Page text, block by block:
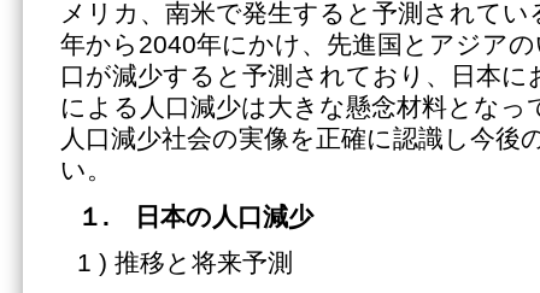
メリカ、南米で発生すると予測されて
年から2040年にかけ、先進国とアジア
口が減少すると予測されており、日本に
による人口減少は大きな懸念材料となっ
人口減少社会の実像を正確に認識し今後
い。
１ . 日本の人口減少
1 ) 推移と将来予測